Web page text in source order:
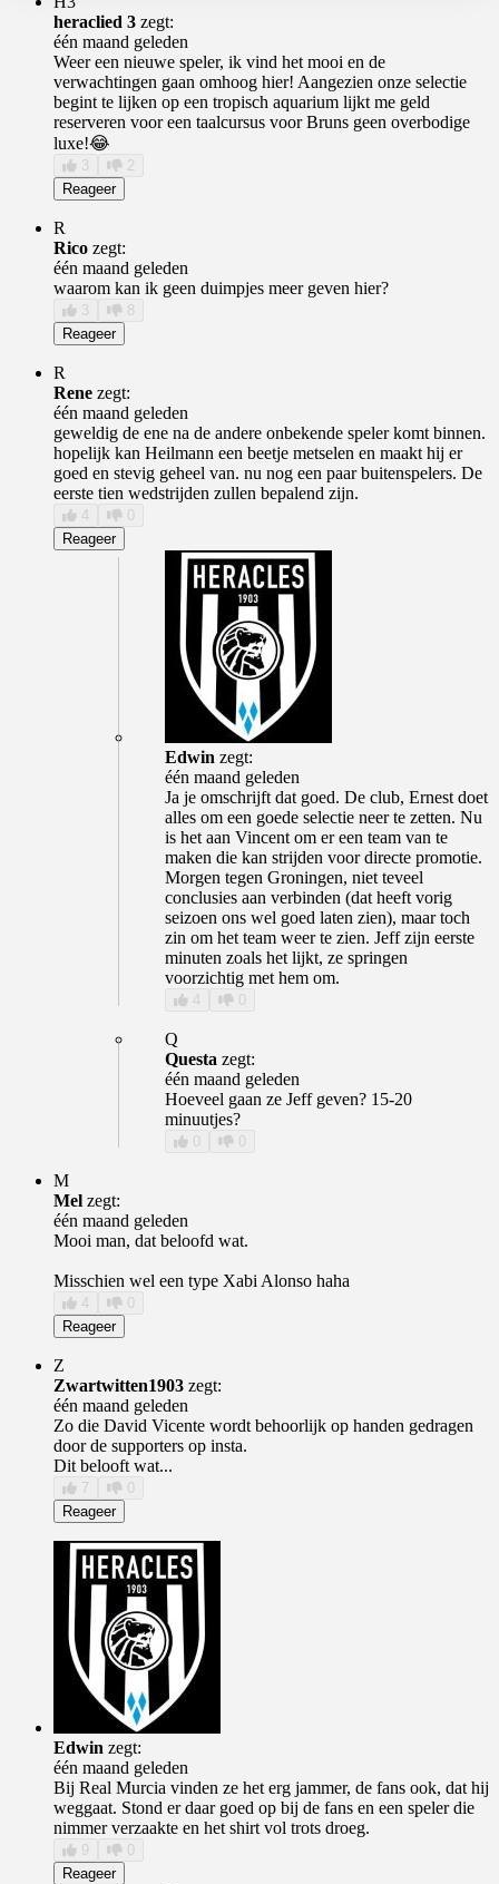
heraclied 3 zegt:
één maand geleden
Weer een nieuwe speler, ik vind het mooi en de
verwachtingen gaan omhoog hier! Aangezien onze selectie
begint te lijken op een tropisch aquarium lijkt me geld
reserveren voor een taalcursus voor Bruns geen overbodige
luxe!😂
3
2
Reageer
R
Rico zegt:
één maand geleden
waarom kan ik geen duimpjes meer geven hier?
3
8
Reageer
R
Rene zegt:
één maand geleden
geweldig de ene na de andere onbekende speler komt binnen.
hopelijk kan Heilmann een beetje metselen en maakt hij er
goed en stevig geheel van. nu nog een paar buitenspelers. De
eerste tien wedstrijden zullen bepalend zijn.
4
0
Reageer
Edwin zegt:
één maand geleden
Ja je omschrijft dat goed. De club, Ernest doet
alles om een goede selectie neer te zetten. Nu
is het aan Vincent om er een team van te
maken die kan strijden voor directe promotie.
Morgen tegen Groningen, niet teveel
conclusies aan verbinden (dat heeft vorig
seizoen ons wel goed laten zien), maar toch
zin om het team weer te zien. Jeff zijn eerste
minuten zoals het lijkt, ze springen
voorzichtig met hem om.
4 0
Q
Questa zegt:
één maand geleden
Hoeveel gaan ze Jeff geven? 15-20
minuutjes?
0 0
M
Mel zegt:
één maand geleden
Mooi man, dat beloofd wat.
Misschien wel een type Xabi Alonso haha
4
0
Reageer
Z
Zwartwitten1903 zegt:
één maand geleden
Zo die David Vicente wordt behoorlijk op handen gedragen
door de supporters op insta.
Dit belooft wat...
7
0
Reageer
Edwin zegt:
één maand geleden
Bij Real Murcia vinden ze het erg jammer, de fans ook, dat hij
weggaat. Stond er daar goed op bij de fans en een speler die
nimmer verzaakte en het shirt vol trots droeg.
9
0
Reageer